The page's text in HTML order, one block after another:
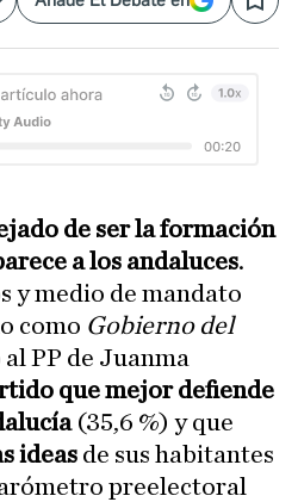
Save
de ser la formación
a los andaluces.
y medio de mandato
como Gobierno del
PP de Juanma
quemejor defiende
(35,6 %) y que
ideas de sus habitantes
preelectoral